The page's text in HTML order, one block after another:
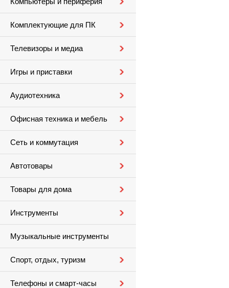
Комплектующие для ПК
Телевизоры и медиа
Игры и приставки
Аудиотехника
Офисная техника и мебель
Сеть и коммутация
Автотовары
Товары для дома
Инструменты
Музыкальные инструменты
Спорт, отдых, туризм
Телефоны и смарт-часы